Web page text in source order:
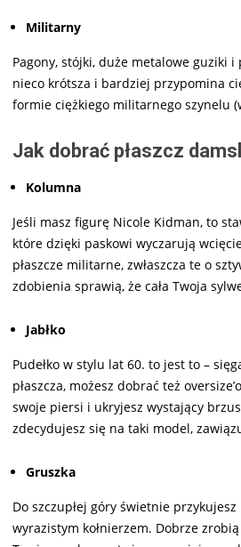
Militarny
Pagony, stójki, duże metalowe guziki
nieco krótsza i bardziej przypomina
formie ciężkiego militarnego szynelu
Jak dobrać płaszcz
Kolumna
Jeśli masz figurę Nicole Kidman, to
które dzięki paskowi wyczarują
płaszcze militarne, zwłaszcza te o
zdobienia sprawią, że cała Twoja
Jabłko
Pudełko w stylu lat 60. to jest to –
płaszcza, możesz dobrać też
swoje piersi i ukryjesz wystający
zdecydujesz się na taki model,
Gruszka
Do szczupłej góry świetnie
wyrazistym kołnierzem. Dobrze